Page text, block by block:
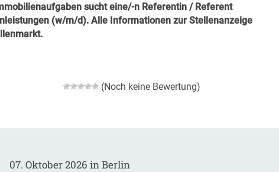
sucht eine/-n Referentin / Referent
(w/m/d). Alle Informationen zur Stellenanzeige
.
(Noch keine Bewertung)
07. Oktober 2026 in Berlin